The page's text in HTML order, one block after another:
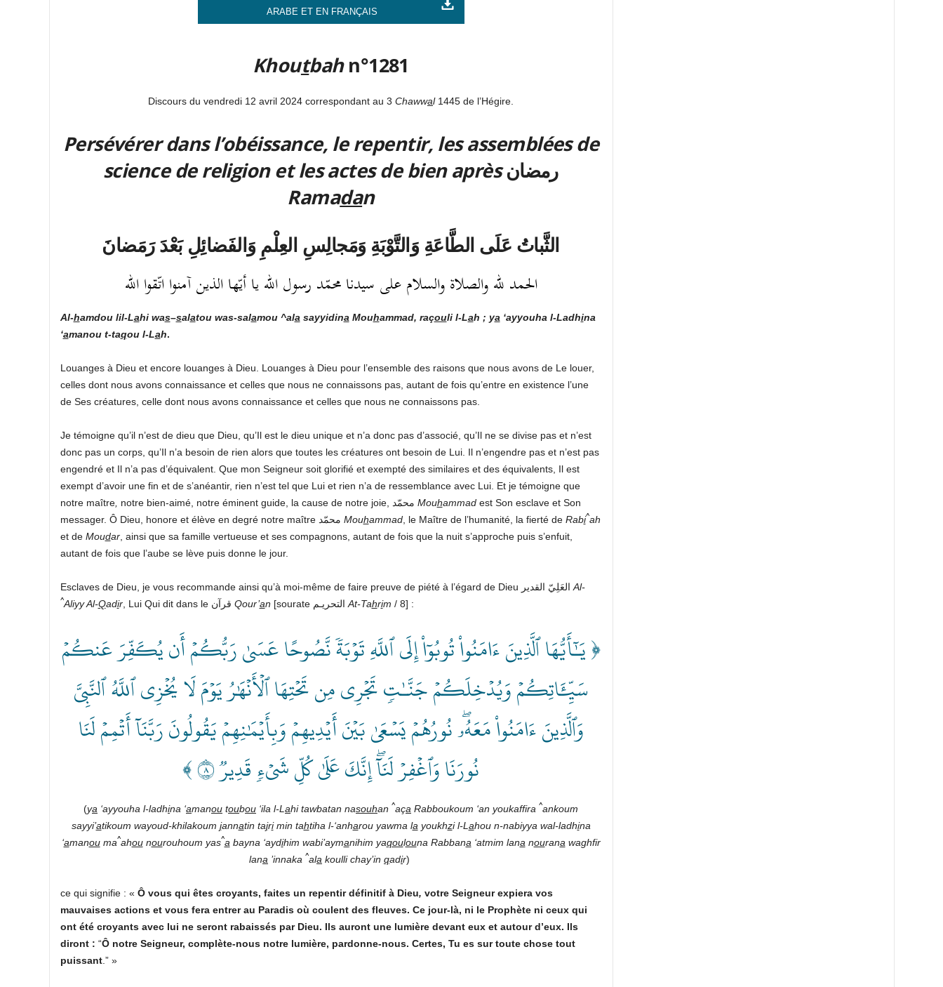
ARABE ET EN FRANÇAIS
Khoutbahn°1281
Discours du vendredi 12 avril 2024 correspondant au 3 Chawwal 1445 de l’Hégire.
Persévérer dans l’obéissance, le repentir, les assemblées de
science de religion et les actes de bien aprèsرمضان
Ramadan
الثَّباتُ عَلَى الطَّاعَةِ وَالتَّوْبَةِ وَمَجالِسِ العِلْمِ وَالفَضائِلِ بَعْدَ رَمَضانَ
الحمد لله والصلاة والسلام على سيدنا محمّد رسول الله يا أيّها الذين آمنوا اتّقوا الله
Al-hamdou lil-Lahi was–salatou was-salamou ^ala sayyidina Mouhammad, raçouli l-Lah ; ya ‘ayyouha l-Ladhina
‘amanou t-taqou l-Lah.
Louanges à Dieu et encore louanges à Dieu. Louanges à Dieu pour l’ensemble des raisons que nous avons de Le louer,
celles dont nous avons connaissance et celles que nous ne connaissons pas, autant de fois qu’entre en existence l’une
de Ses créatures, celle dont nous avons connaissance et celles que nous ne connaissons pas.
Je témoigne qu’il n’est de dieu que Dieu, qu’Il est le dieu unique et n’a donc pas d’associé, qu’Il ne se divise pas et n’est
donc pas un corps, qu’Il n’a besoin de rien alors que toutes les créatures ont besoin de Lui. Il n’engendre pas et n’est pas
engendré et Il n’a pas d’équivalent. Que mon Seigneur soit glorifié et exempté des similaires et des équivalents, Il est
exempt d’avoir une fin et de s’anéantir, rien n’est tel que Lui et rien n’a de ressemblance avec Lui. Et je témoigne que
notre maître, Mouhammadest Son esclave et Son
Mouhammad, le Maître de l’humanité, la fierté de Rabi^ah
et de Moudar, ainsi que sa famille vertueuse et ses compagnons, autant de fois que la nuit s’approche puis s’enfuit,
autant de fois que l’aube se lève puis donne le jour.
Al-
^Aliyy Al-Qadir , Lui Qui dit dans le قرآن Qour’an [sourate التحريـم At-Tahrim / 8] :
﴿ يَـٰٓأَيُّهَا ٱلَّذِينَ ءَامَنُواْ تُوبُوٓاْ إِلَى ٱللَّهِ تَوۡبَةٗ نَّصُوحًا عَسَىٰ رَبُّكُمۡ أَن يُكَفِّرَ عَنكُمۡ
سَيِّ‍َٔاتِكُمۡ وَيُدۡخِلَكُمۡ جَنَّـٰتٖ تَجۡرِي مِن تَحۡتِهَا ٱلۡأَنۡهَٰرُ يَوۡمَ لَا يُخۡزِي ٱللَّهُ ٱلنَّبِيَّ
وَٱلَّذِينَ ءَامَنُواْ مَعَهُۥۖ نُورُهُمۡ يَسۡعَىٰ بَيۡنَ أَيۡدِيهِمۡ وَبِأَيۡمَٰنِهِمۡ يَقُولُونَ رَبَّنَآ أَتۡمِمۡ لَنَا
نُورَنَا وَٱغۡفِرۡ لَنَآۖ إِنَّكَ عَلَىٰ كُلِّ شَيۡءٖ قَدِيرٞ ٨ ﴾
(ya ‘ayyouha l-ladhina ‘amanou toubou ‘ila l-L ahi tawbatan nasouhan ^aça Rabboukoum ‘an youkaffira ^ankoum
sayyi’atikoum wayoud-khilakoum jannatin tajrimin tahtiha l-‘anharou yawma la youkhzi l-L ahou n-nabiyya wal-ladhina
‘amanouma^ahounourouhoum yas^a bayna ‘aydihim wabi’aymanihim yaqoulouna Rabbana ‘atmim lana nourana waghfir
lana ’innaka ^ala koulli chay’in qadir)
ce qui signifie : « Ô vous qui êtes croyants, faites un repentir définitif à Dieu, votre Seigneur expiera vos
mauvaises actions et vous fera entrer au Paradis où coulent des fleuves. Ce jour-là, ni le Prophète ni ceux qui
ont été croyants avec lui ne seront rabaissés par Dieu. Ils auront une lumière devant eux et autour d’eux. Ils
diront : “Ô notre Seigneur, complète-nous notre lumière, pardonne-nous. Certes, Tu es sur toute chose tout
puissant.” »